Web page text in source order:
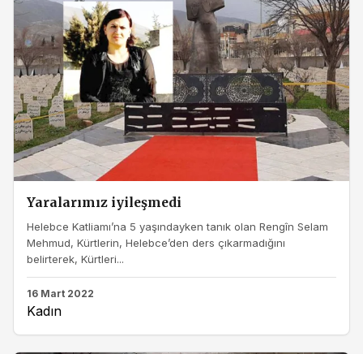
Yaralarımız iyileşmedi
Helebce Katliamı’na 5 yaşındayken tanık olan Rengîn Selam
Mehmud, Kürtlerin, Helebce’den ders çıkarmadığını
belirterek, Kürtleri...
16 Mart 2022
Kadın